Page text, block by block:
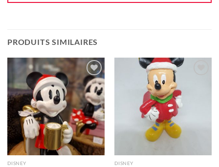
PRODUITS SIMILAIRES
Ajouter
à la liste
d'envie
DISNEY DISNEY